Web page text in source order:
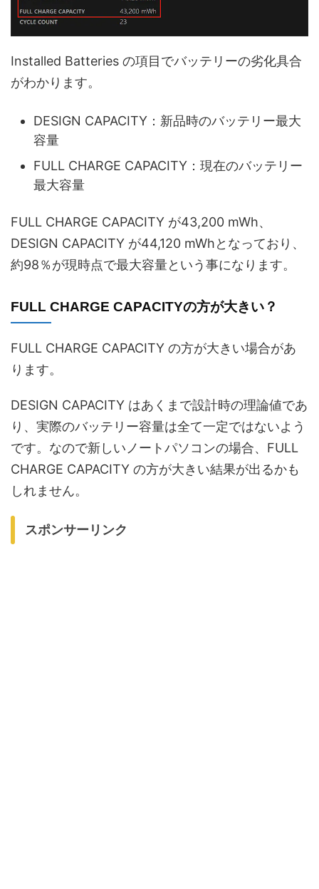
Installed Batteries の項目でバッテリーの劣化具合
がわかります。
DESIGN CAPACITY：新品時のバッテリー最大
容量
FULL CHARGE CAPACITY：現在のバッテリー
最大容量
FULL CHARGE CAPACITY が43,200 mWh、
DESIGN CAPACITY が44,120 mWhとなっており、
約98％が現時点で最大容量という事になります。
FULL CHARGE CAPACITYの方が大きい？
FULL CHARGE CAPACITY の方が大きい場合があ
ります。
DESIGN CAPACITY はあくまで設計時の理論値であ
り、実際のバッテリー容量は全て一定ではないよう
です。なので新しいノートパソコンの場合、FULL
CHARGE CAPACITY の方が大きい結果が出るかも
しれません。
スポンサーリンク